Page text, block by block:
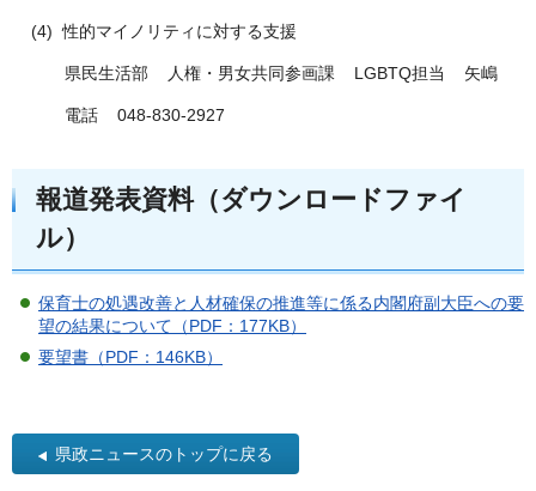
(4) 性的マイノリティに対する支援
県民生活部 人権・男女共同参画課 LGBTQ担当 矢嶋
電話 048-830-2927
報道発表資料（ダウンロードファイ
ル）
保育士の処遇改善と人材確保の推進等に係る内閣府副大臣への要
望の結果について（PDF：177KB）
要望書（PDF：146KB）
県政ニュースのトップに戻る